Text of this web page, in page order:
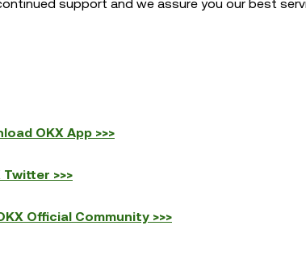
support and we assure you our best
OKX App >>>
>>>
Official Community >>>